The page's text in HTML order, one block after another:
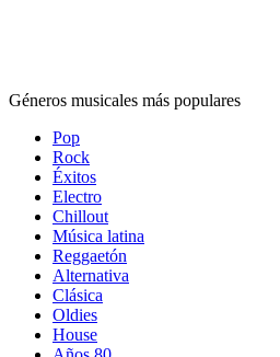
Géneros musicales más populares
Pop
Rock
Éxitos
Electro
Chillout
Música latina
Reggaetón
Alternativa
Clásica
Oldies
House